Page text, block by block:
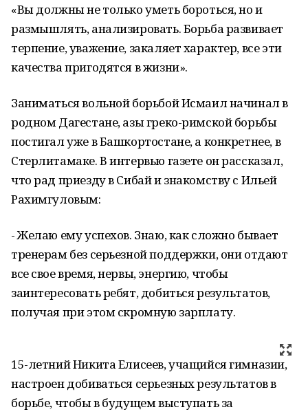
«Вы должны не только уметь бороться, но и
размышлять, анализировать. Борьба развивает
терпение, уважение, закаляет характер, все эти
качества пригодятся в жизни».
Заниматься вольной борьбой Исмаил начинал в
родном Дагестане, азы греко-римской борьбы
постигал уже в Башкортостане, а конкретнее, в
Стерлитамаке. В интервью газете он рассказал,
что рад приезду в Сибай и знакомству с Ильей
Рахимгуловым:
- Желаю ему успехов. Знаю, как сложно бывает
тренерам без серьезной поддержки, они отдают
все свое время, нервы, энергию, чтобы
заинтересовать ребят, добиться результатов,
получая при этом скромную зарплату.
15-летний Никита Елисеев, учащийся гимназии,
настроен добиваться серьезных результатов в
борьбе, чтобы в будущем выступать за